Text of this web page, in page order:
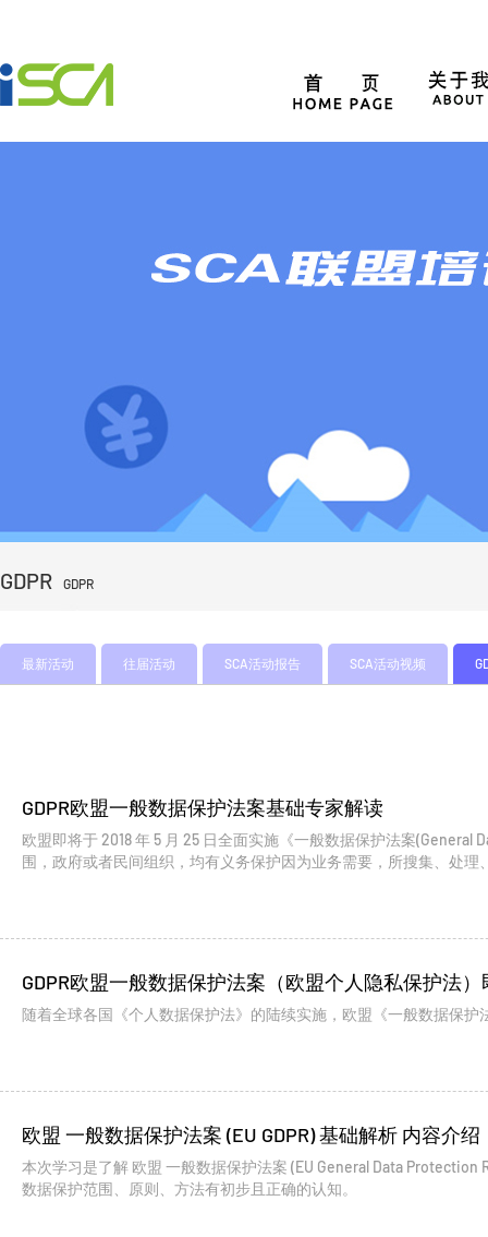
GDPR GDPR
最新活动 往届活动 SCA活动报告 SCA活动视频
GDPR欧盟一般数据保护法案基础专家解读
欧盟即将于 2018 年 5 月 25 日全面实施《一般数据保护法案
围，政府或者民间组织，均有义务保护因为业务需要，所搜集、处理
GDPR欧盟一般数据保护法案（欧盟个人隐私保护法
随着全球各国《个人数据保护法》的陆续实施，欧盟《一般数据保护
欧盟 一般数据保护法案 (EU GDPR) 基础解析 内容介绍
本次学习是了解 欧盟 一般数据保护法案 (EU General Data
数据保护范围、原则、方法有初步且正确的认知。